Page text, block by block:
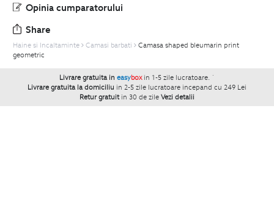
Opinia cumparatorului
Share
Haine si Incaltaminte Camasi barbati
Camasa shaped bleumarin print
geometric
Livrare gratuita in easybox in 1-5 zile lucratoare. `
Livrare gratuita la domiciliu in 2-5 zile lucratoare incepand cu 249 Lei
Retur gratuit in 30 de zile Vezi detalii